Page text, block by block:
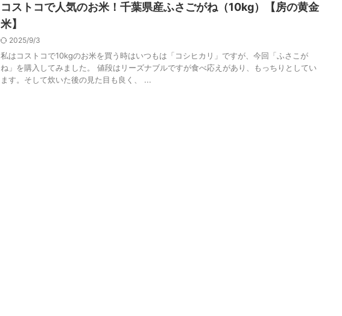
コストコで人気のお米！千葉県産ふさごがね（10kg）【房の黄金
米】
2025/9/3
私はコストコで10kgのお米を買う時はいつもは「コシヒカリ」ですが、今回「ふさこが
ね」を購入してみました。 値段はリーズナブルですが食べ応えがあり、もっちりとしてい
ます。そして炊いた後の見た目も良く、 ...